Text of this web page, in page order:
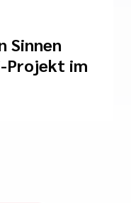
Sinnen
Projekt im